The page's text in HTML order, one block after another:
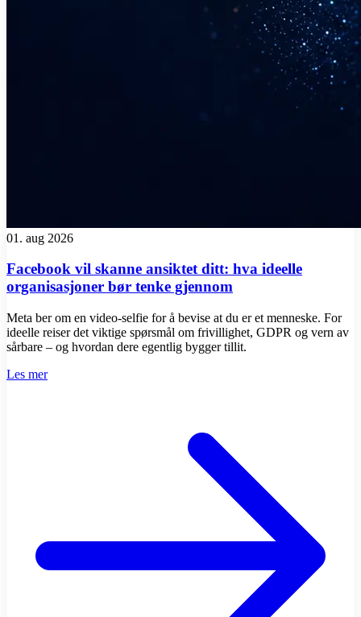
01. aug 2026
Facebook vil skanne ansiktet ditt: hva ideelle
organisasjoner bør tenke gjennom
Meta ber om en video-selfie for å bevise at du er et menneske. For
ideelle reiser det viktige spørsmål om frivillighet, GDPR og vern av
sårbare – og hvordan dere egentlig bygger tillit.
Les mer